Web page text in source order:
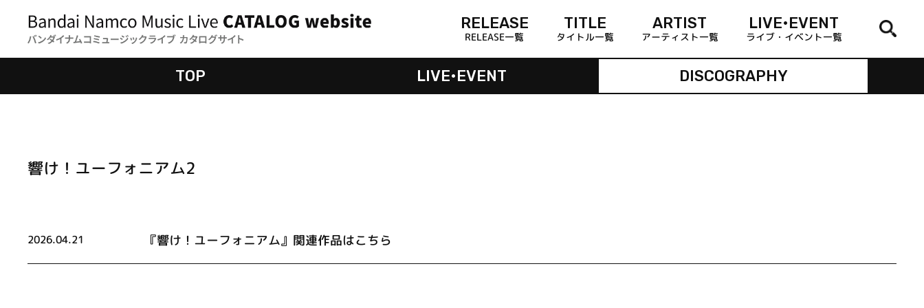
RELEASE
RELEASE一覧
TITLE
タイトル一覧
ARTIST
アーティスト一覧
LIVE•EVENT
ライブ・イベント一覧
TOP LIVE•EVENT DISCOGRAPHY
響け！ユーフォニアム2
2026.04.21 『響け！ユーフォニアム』関連作品はこちら